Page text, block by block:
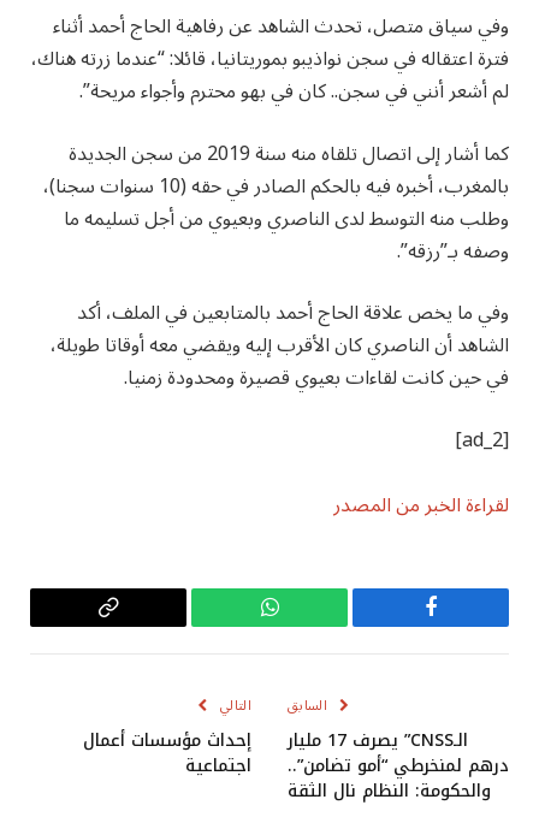
وفي سياق متصل، تحدث الشاهد عن رفاهية الحاج أحمد أثناء
فترة اعتقاله في سجن نواذيبو بموريتانيا، قائلا: “عندما زرته هناك،
لم أشعر أنني في سجن.. كان في بهو محترم وأجواء مريحة”.
كما أشار إلى اتصال تلقاه منه سنة 2019 من سجن الجديدة
بالمغرب، أخبره فيه بالحكم الصادر في حقه (10 سنوات سجنا)،
وطلب منه التوسط لدى الناصري وبعيوي من أجل تسليمه ما
وصفه بـ”رزقه”.
وفي ما يخص علاقة الحاج أحمد بالمتابعين في الملف، أكد
الشاهد أن الناصري كان الأقرب إليه ويقضي معه أوقاتا طويلة،
في حين كانت لقاءات بعيوي قصيرة ومحدودة زمنيا.
[ad_2]
لقراءة الخبر من المصدر
فيسبوك واتساب
Copy
السابق
الـCNSS” يصرف 17 مليار
درهم لمنخرطي “أمو تضامن”..
والحكومة: النظام نال الثقة
التالي
إحداث مؤسسات أعمال
اجتماعية